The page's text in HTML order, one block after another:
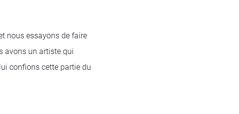
nous essayons de faire
avons un artiste qui
confions cette partie du